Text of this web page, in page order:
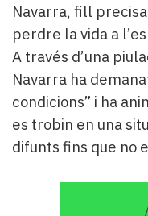
Navarra, fill
perdre la vida a
A través d’una
Navarra ha
condicions” i ha
es trobin en una
difunts fins que no